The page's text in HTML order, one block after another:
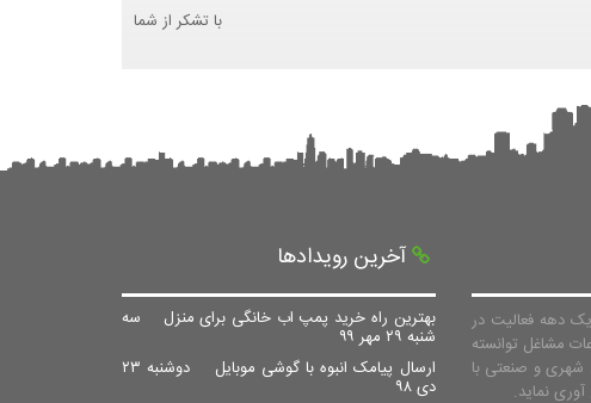
با تشکر از شما
دهه فعالیت در
مشاغل توانسته
و صنعتی با
آخرین رویدادها
بهترین راه خرید پمپ اب خانگی برای منزل سه
شنبه ۲۹ مهر ۹۹
ارسال پیامک انبوه با گوشی موبایل
دوشنبه ۲۳
دی ۹۸